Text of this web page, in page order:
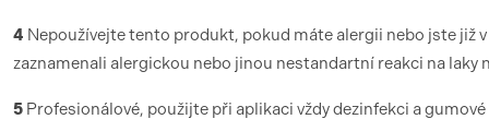
4 Nepoužívejte tento produkt, pokud máte alergii nebo jste již
zaznamenali alergickou nebo jinou nestandartní reakci na laky
5 Profesionálové, použijte při aplikaci vždy dezinfekci a